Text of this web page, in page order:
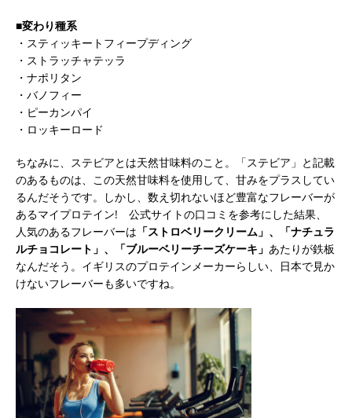
■変わり種系
・スティッキートフィープディング
・ストラッチャテッラ
・ナポリタン
・バノフィー
・ピーカンパイ
・ロッキーロード
ちなみに、ステビアとは天然甘味料のこと。「ステビア」と記載
のあるものは、この天然甘味料を使用して、甘みをプラスしてい
るんだそうです。しかし、数え切れないほど豊富なフレーバーが
あるマイプロテイン! 公式サイトの口コミを参考にした結果、
人気のあるフレーバーは 「ストロベリークリーム」、「ナチュラ
ルチョコレート」、「ブルーベリーチーズケーキ」 あたりが鉄板
なんだそう。イギリスのプロテインメーカーらしい、日本で見か
けないフレーバーも多いですね。